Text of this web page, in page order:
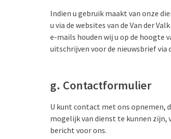
Indien u gebruik maakt van onze
u via de websites van de Van der
e-mails houden wij u op de hoogte
uitschrijven voor de nieuwsbrief via
g. Contactformulier
U kunt contact met ons opnemen,
mogelijk van dienst te kunnen zijn,
bericht voor ons.